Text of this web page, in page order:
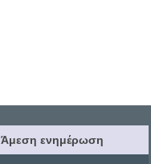
Άμεση ενημέρωση